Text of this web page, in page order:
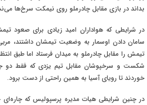
بداند در بازی مقابل چادرملو روی نیمکت سرخ‌ها
در شرایطی که هواداران امید زیادی برای صعود
سامان دادن اوسمار به وضعیت تیمشان داشتند،
تیمش را مقابل چادرملو به میدان فرستاد اما طبق
شکست و سرخپوشان مقابل تیم یزدی که فقط
خوردند تا رویای آسیا به همین راحتی از دست برود.
در چنین شرایطی هیات مدیره پرسپولیس که